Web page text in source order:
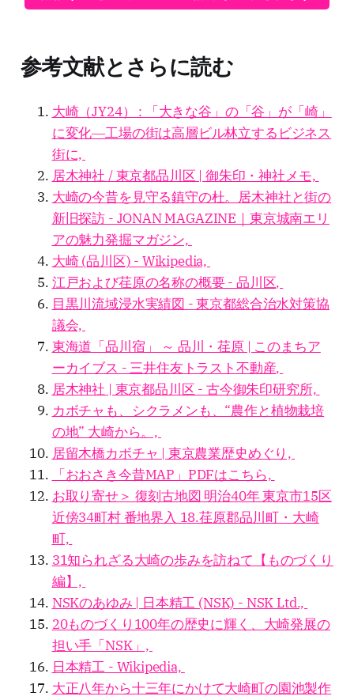
参考文献とさらに読む
大崎（JY24） : 「大きな谷」の「谷」が「崎」
に変化―工場の街は高層ビル林立するビジネス
街に,
居木神社 / 東京都品川区 | 御朱印・神社メモ,
大崎の今昔を見守る鎮守の杜。居木神社と街の
新旧探訪 - JONAN MAGAZINE｜東京城南エリ
アの魅力発掘マガジン,
大崎 (品川区) - Wikipedia,
江戸および荏原の名称の概要 - 品川区,
目黒川流域浸水実績図 - 東京都総合治水対策協
議会,
東海道「品川宿」 ～ 品川・荏原 | このまちア
ーカイブス - 三井住友トラスト不動産,
居木神社 | 東京都品川区 - 古今御朱印研究所,
カボチャも、シクラメンも、“農作と植物栽培
の地” 大崎から。,
居留木橋カボチャ | 東京農業歴史めぐり,
「おおさき今昔MAP」PDFはこちら,
お取り寄せ＞ 復刻古地図 明治40年 東京市15区
近傍34町村 番地界入 18.荏原郡品川町・大崎
町,
31知られざる大崎の歩みを訪ねて【ものづくり
編】,
NSKのあゆみ | 日本精工 (NSK) - NSK Ltd.,
20ものづくり100年の歴史に輝く、大崎発展の
担い手「NSK」,
日本精工 - Wikipedia,
大正八年から十三年にかけて大崎町の園池製作